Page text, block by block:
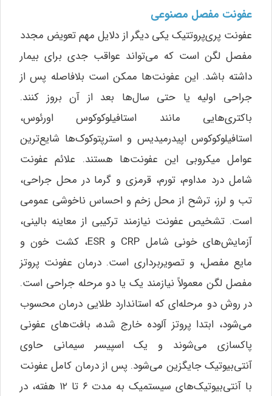
عفونت مفصل مصنوعی
عفونت پری‌پروتتیک یکی دیگر از دلایل مهم تعویض مجدد
مفصل لگن است که می‌تواند عواقب جدی برای بیمار
داشته باشد. این عفونت‌ها ممکن است بلافاصله پس از
جراحی اولیه یا حتی سال‌ها بعد از آن بروز کنند.
باکتری‌هایی مانند استافیلوکوکوس اورئوس،
استافیلوکوکوس اپیدرمیدیس و استرپتوکوک‌ها شایع‌ترین
عوامل میکروبی این عفونت‌ها هستند. علائم عفونت
شامل درد مداوم، تورم، قرمزی و گرما در محل جراحی،
تب و لرز، ترشح از محل زخم و احساس ناخوشی عمومی
است. تشخیص عفونت نیازمند ترکیبی از معاینه بالینی،
آزمایش‌های خونی شامل CRP و ESR، کشت خون و
مایع مفصل، و تصویربرداری است. درمان عفونت پروتز
مفصل لگن معمولاً نیازمند یک یا دو مرحله جراحی است.
در روش دو مرحله‌ای که استاندارد طلایی درمان محسوب
می‌شود، ابتدا پروتز آلوده خارج شده، بافت‌های عفونی
پاکسازی می‌شوند و یک اسپیسر سیمانی حاوی
آنتی‌بیوتیک جایگزین می‌شود. پس از درمان کامل عفونت
با آنتی‌بیوتیک‌های سیستمیک به مدت ۶ تا ۱۲ هفته، در